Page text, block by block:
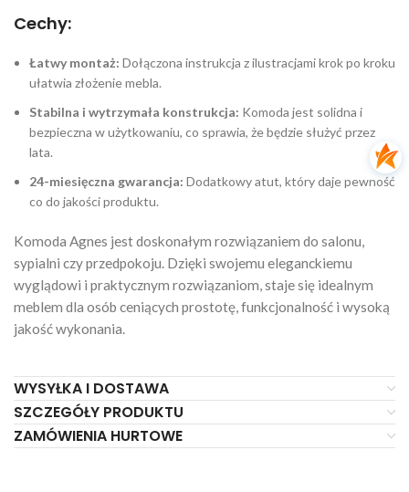
Cechy:
Łatwy montaż: Dołączona instrukcja z ilustracjami krok po kroku
ułatwia złożenie mebla.
Stabilna i wytrzymała konstrukcja: Komoda jest solidna i
bezpieczna w użytkowaniu, co sprawia, że będzie służyć przez
lata.
24-miesięczna gwarancja: Dodatkowy atut, który daje pewność
co do jakości produktu.
Komoda Agnes jest doskonałym rozwiązaniem do salonu,
sypialni czy przedpokoju. Dzięki swojemu eleganckiemu
wyglądowi i praktycznym rozwiązaniom, staje się idealnym
meblem dla osób ceniących prostotę, funkcjonalność i wysoką
jakość wykonania.
WYSYŁKA I DOSTAWA
SZCZEGÓŁY PRODUKTU
ZAMÓWIENIA HURTOWE